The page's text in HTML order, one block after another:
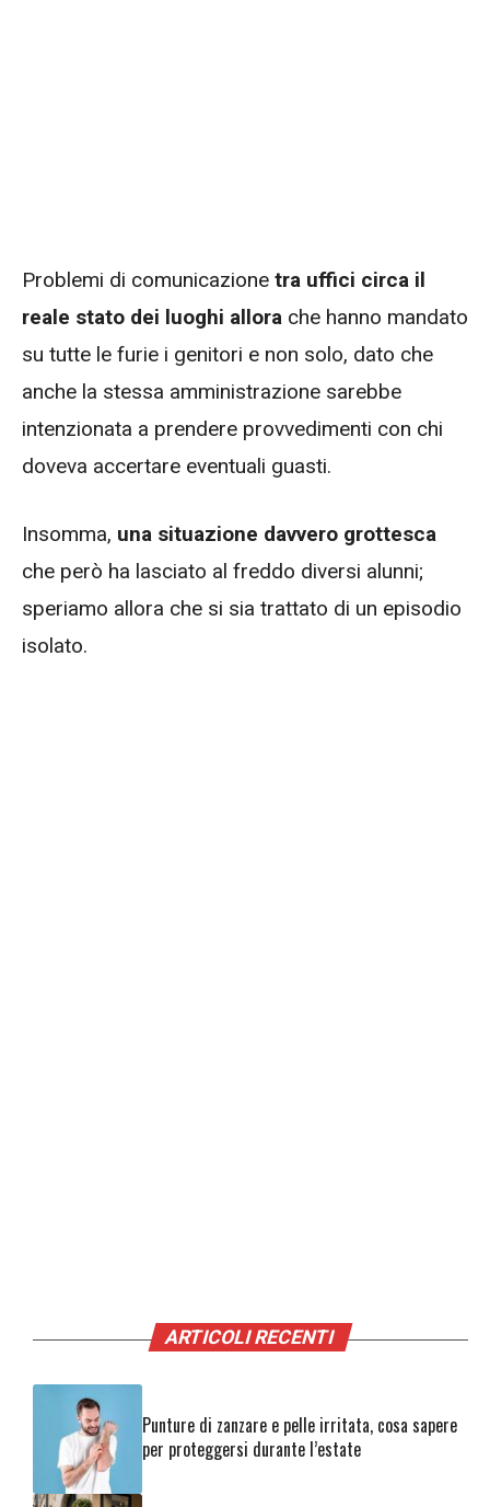
Problemi di comunicazione tra uffici circa il
reale stato dei luoghi allora che hanno mandato
su tutte le furie i genitori e non solo, dato che
anche la stessa amministrazione sarebbe
intenzionata a prendere provvedimenti con chi
doveva accertare eventuali guasti.
Insomma, una situazione davvero grottesca
che però ha lasciato al freddo diversi alunni;
speriamo allora che si sia trattato di un episodio
isolato.
ARTICOLI RECENTI
Punture di zanzare e pelle irritata, cosa sapere
per proteggersi durante l’estate